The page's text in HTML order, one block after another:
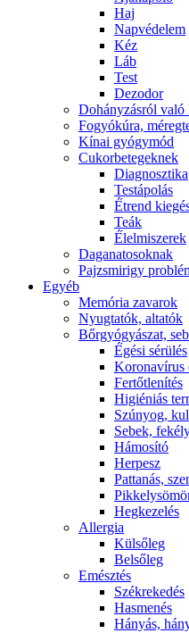
Haj
Napvédelem
Kéz
Láb
Test
Dezodor
Dohányzásról való
Fogyókúra,
Kínai gyógymód
Cukorbetegeknek
Diagnosztika
Testápolás
É́trend
Teák
É́lelmiszerek
Daganatosoknak
Pajzsmirigy
Egyéb
Memória zavarok
Nyugtatók, altatók
Bőrgyógyászat,
É́gési sérülés
Koronavírus
Fertőtlenítés
Higiéniás
Szúnyog,
Sebek,
Hámosító
Herpesz
Pattanás,
Hegkezelés
Allergia
Külsőleg
Belsőleg
Emésztés
Székrekedés
Hasmenés
Hányás,